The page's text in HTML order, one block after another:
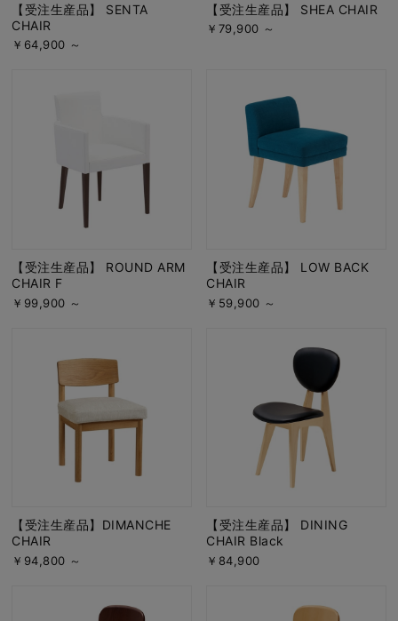
【受注生産品】 SENTA
CHAIR
￥64,900 ～
【受注生産品】 SHEA CHAIR
￥79,900 ～
【受注生産品】 ROUND ARM
CHAIR F
￥99,900 ～
【受注生産品】 LOW BACK
CHAIR
￥59,900 ～
【受注生産品】DIMANCHE
CHAIR
￥94,800 ～
【受注生産品】 DINING
CHAIR Black
￥84,900